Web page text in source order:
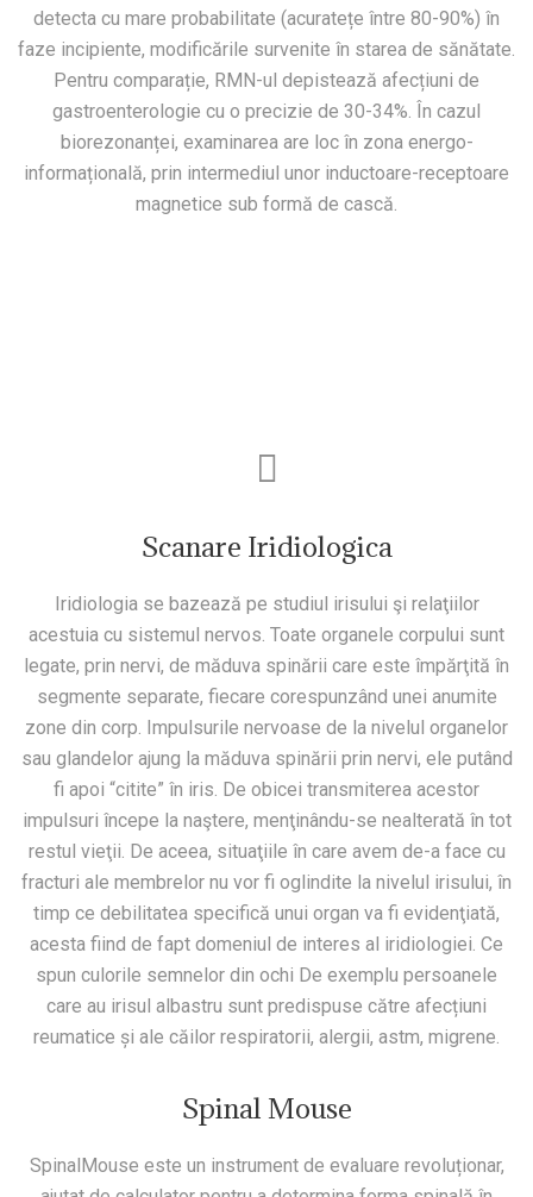
detecta cu mare probabilitate (acuratețe între 80-90%) în
faze incipiente, modificările survenite în starea de sănătate.
Pentru comparație, RMN-ul depistează afecțiuni de
gastroenterologie cu o precizie de 30-34%. În cazul
biorezonanței, examinarea are loc în zona energo-
informațională, prin intermediul unor inductoare-receptoare
magnetice sub formă de cască.
Scanare Iridiologica
Iridiologia se bazează pe studiul irisului şi relaţiilor
acestuia cu sistemul nervos. Toate organele corpului sunt
legate, prin nervi, de măduva spinării care este împărţită în
segmente separate, fiecare corespunzând unei anumite
zone din corp. Impulsurile nervoase de la nivelul organelor
sau glandelor ajung la măduva spinării prin nervi, ele putând
fi apoi “citite” în iris. De obicei transmiterea acestor
impulsuri începe la naştere, menţinându-se nealterată în tot
restul vieţii. De aceea, situaţiile în care avem de-a face cu
fracturi ale membrelor nu vor fi oglindite la nivelul irisului, în
timp ce debilitatea specifică unui organ va fi evidenţiată,
acesta fiind de fapt domeniul de interes al iridiologiei. Ce
spun culorile semnelor din ochi De exemplu persoanele
care au irisul albastru sunt predispuse către afecțiuni
reumatice și ale căilor respiratorii, alergii, astm, migrene.
Spinal Mouse
SpinalMouse este un instrument de evaluare revoluționar,